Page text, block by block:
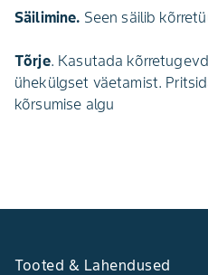
Säilimine. Seen säilib
Tõrje. Kasutada
ühekülgset väetamist.
kõrsumise algu
Tooted & Lahendused